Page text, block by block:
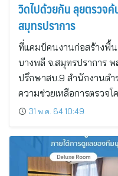
วิดไปด้วยกัน ลุยตรวจค้นหาโควิด-19 เชิงรุกใน
สมุทรปราการ
ที่แคมป์คนงานก่อสร้างพื้น
บางพลี จ.สมุทรปราการ
ปรึกษาสบ.9 สำนักงานตำ
ความช่วยเหลือการตรวจโ
31 พ.ค. 64 10:49